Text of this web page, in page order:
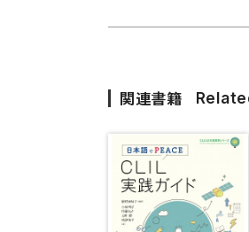
関連書籍